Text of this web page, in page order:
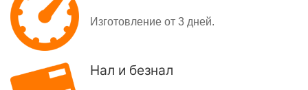
Изготовление от 3 дней.
Нал и безнал